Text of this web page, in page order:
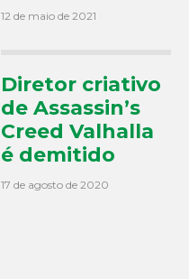
12 de maio de 2021
Diretor criativo
de Assassin’s
Creed Valhalla
é demitido
17 de agosto de 2020